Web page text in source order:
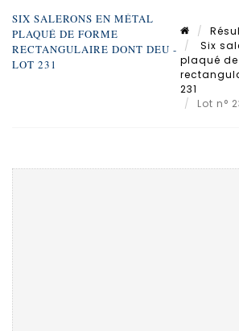
SIX SALERONS EN MÉTAL
PLAQUÉ DE FORME
RECTANGULAIRE DONT DEU -
LOT 231
Six
plaqué
231
Lot n°